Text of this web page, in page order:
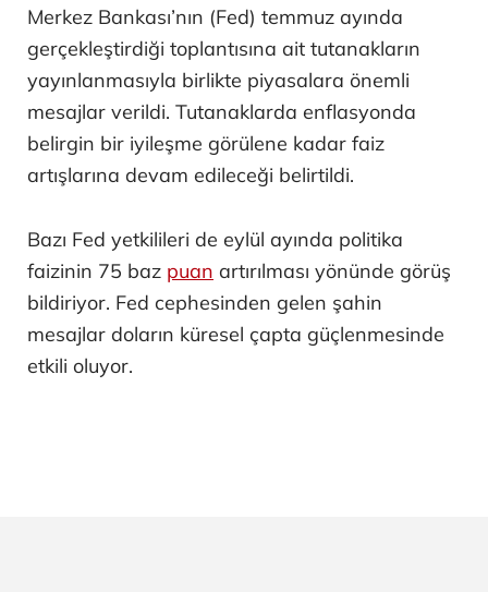
Merkez Bankası’nın (Fed) temmuz ayında
gerçekleştirdiği toplantısına ait tutanakların
yayınlanmasıyla birlikte piyasalara önemli
mesajlar verildi. Tutanaklarda enflasyonda
belirgin bir iyileşme görülene kadar faiz
artışlarına devam edileceği belirtildi.
Bazı Fed yetkilileri de eylül ayında politika
faizinin 75 baz puan artırılması yönünde görüş
bildiriyor. Fed cephesinden gelen şahin
mesajlar doların küresel çapta güçlenmesinde
etkili oluyor.